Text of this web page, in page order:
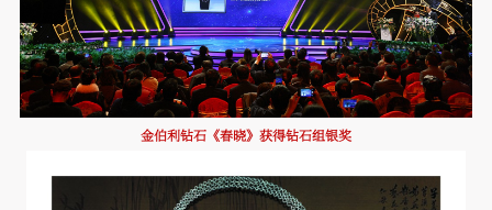
金伯利钻石《春晓》获得钻石组银奖